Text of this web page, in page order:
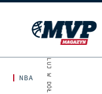
NBA SKROLUJ W DÓŁ